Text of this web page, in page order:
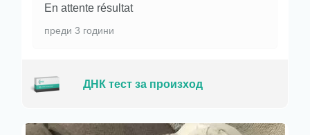
En attente résultat
преди 3 години
ДНК тест за произход